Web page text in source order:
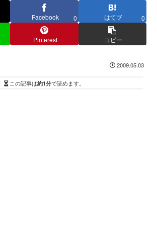
Facebook 0 はてブ 0
Pinterest コピー
2009.05.03
この記事は約1分で読めます。